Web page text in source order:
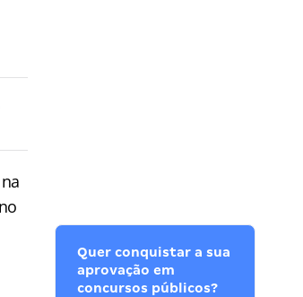
Quer conquistar a sua
aprovação em
concursos públicos?